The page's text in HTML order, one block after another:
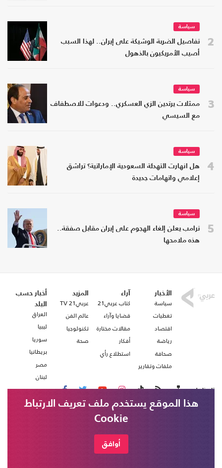
2
سياسة
تفاصيل الضربة الوشيكة على إيران.. لهذا السبب
أصيب الأمريكيون بالذهول
3
سياسة
ممثلات يرتدين الزي العسكري.. ودعوات للاصطفاف
مع السيسي
4
سياسة
هل انهارت التهدئة السعودية الإماراتية؟ تراشق
إعلامي واتهامات جديدة
5
سياسة
ترامب يعلن إلغاء الهجوم على إيران مقابل صفقة..
هذه ملامحها
الأخبار
سياسة
تغطيات
اقتصاد
رياضة
صحافة
ملفات وتقارير
آراء
كتاب عربي21
قضايا وآراء
مقالات مختارة
أفكار
استطلاع رأي
المزيد
عربي21 TV
عالم الفن
تكنولوجيا
صحة
أخبار حسب
البلد
العراق
ليبيا
سوريا
بريطانيا
مصر
لبنان
تابعنا على
هذا الموقع يستخدم ملف تعريف الارتباط
Cookie
أوافق